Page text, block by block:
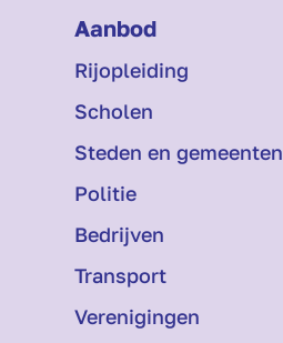
Aanbod
Rijopleiding
Scholen
Steden en gemeenten
Politie
Bedrijven
Transport
Verenigingen